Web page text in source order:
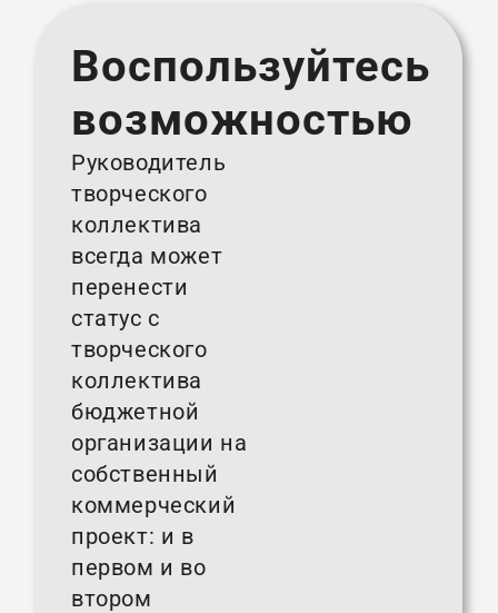
Воспользуйтесь
возможностью
Руководитель
творческого
коллектива
всегда может
перенести
статус с
творческого
коллектива
бюджетной
организации на
собственный
коммерческий
проект: и в
первом и во
втором